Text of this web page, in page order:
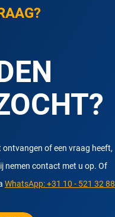
of een vraag heeft,
nemen contact met u op. Of
WhatsApp: +31 10 - 521 32 88